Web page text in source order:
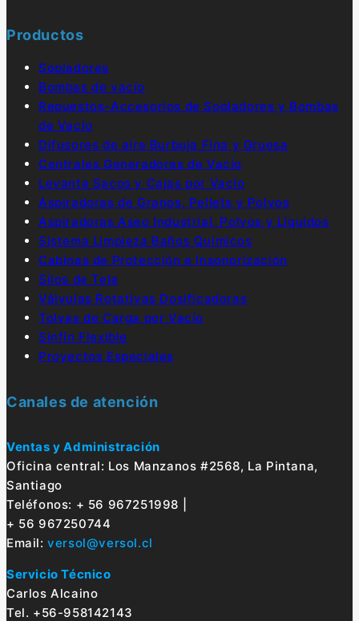
Productos
Sopladores
Bombas de vacío
Repuestos-Accesorios de Sopladores y Bombas
de Vacío
Difusores de aire Burbuja Fina y Gruesa
Centrales Generadoras de Vacío
Levanta Sacos y Cajas por Vacío
Aspiradoras de Granos, Pellets y Polvos
Aspiradoras Aseo Industrial, Polvos y Líquidos
Sistema Limpieza Baños Químicos
Cabinas de Protección e Insonorización
Silos de Tela
Válvulas Rotativas Dosificadoras
Tolvas de Carga por Vacío
Sinfín Flexible
Proyectos Especiales
Canales de atención
Ventas y Administración
Oficina central: Los Manzanos #2568, La Pintana,
Santiago
Teléfonos: + 56 967251998 |
+ 56 967250744
Email:versol@versol.cl
Servicio Técnico
Carlos Alcaino
Tel. +56-958142143